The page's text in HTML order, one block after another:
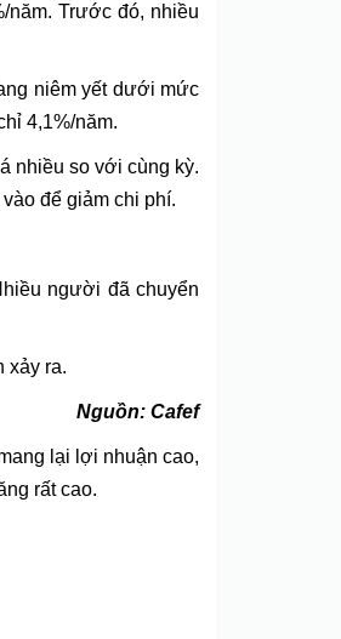
năm. Trước đó, nhiều
niêm yết dưới mức
4,1%/năm.
nhiều so với cùng kỳ.
để giảm chi phí.
người đã chuyển
xảy ra.
Nguồn: Cafef
lại lợi nhuận cao,
rất cao.